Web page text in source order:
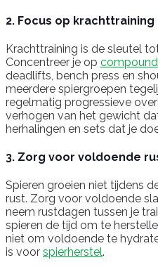
2. Focus op krachttraining
Krachttraining is de sleutel
Concentreer je op
deadlifts, bench press en
meerdere spiergroepen
regelmatig progressieve
verhogen van het gewicht
herhalingen en sets dat je
3. Zorg voor voldoende
Spieren groeien niet tijdens
rust. Zorg voor voldoende
neem rustdagen tussen je
spieren de tijd om te
niet om voldoende te
is voor spierherstel.